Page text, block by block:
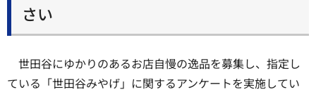
さい
世田谷にゆかりのあるお店自慢の逸品を募集し、指定し
ている「世田谷みやげ」に関するアンケートを実施してい